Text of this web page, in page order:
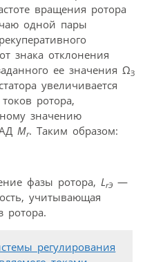
вращения ротора
одной пары
знака отклонения
ее значения ΩЗ
увеличивается
ротора,
значению
Mr. Таким образом:
фазы ротора, LrЭ —
учитывающая
ротора.